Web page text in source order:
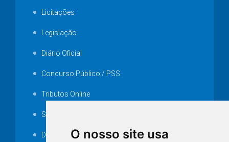
O nosso site usa
Licitações
Legislação
Diário Oficial
Concurso Público / PSS
Tributos Online
Serviços ISS-E
Decretos